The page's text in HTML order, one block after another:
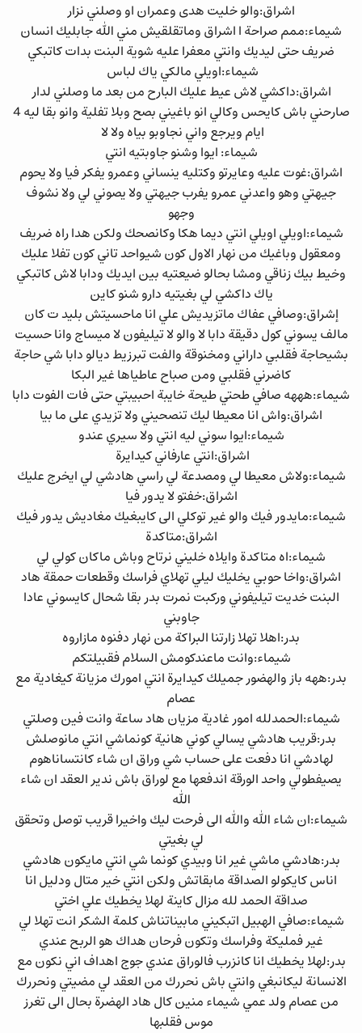
اشراق:والو خليت هدى وعمران او وصلني نزار
شيماء:ممم صراحة ا اشراق وماتقلقيش مني الله جابليك انسان
ضريف حتى ليديك وانتي معفرا عليه شوية البنت بدات كاتبكي
شيماء:اويلي مالكي ياك لباس
اشراق:داكشي لاش عيط عليك البارح من بعد ما وصلني لدار
صارحني باش كايحس وكالي انو باغيني بصح وبلا تفلية وانو بقا ليه 4
ايام ويرجع واني نجاوبو بياه ولا لا
شيماء: ايوا وشنو جاوبتيه انتي
اشراق:غوت عليه وعايرتو وكتليه ينساني وعمرو يفكر فيا ولا يحوم
جيهتي وهو واعدني عمرو يفرب جيهتي ولا يصوني لي ولا نشوف
وجهو
شيماء:اويلي اويلي انتي ديما هكا وكانصحك ولكن هدا راه ضريف
ومعقول وباغيك من نهار الاول كون شيواحد تاني كون تفلا عليك
وخيط بيك زناقي ومشا بحالو ضيعتيه بين ايديك ودابا لاش كاتبكي
ياك داكشي لي بغيتيه دارو شنو كاين
إشراق:وصافي عفاك ماتزيديش علي انا ماحسيتش بليد ت كان
مالف يسوني كول دقيقة دابا لا والو لا تيليفون لا ميساج وانا حسيت
بشيحاجة فقلبي داراني ومخنوقة والفت تبرزيط ديالو دابا شي حاجة
كاضرني فقلبي ومن صباح عاطياها غير البكا
شيماء:هههه صافي طحتي طيحة خايبة احبيبتي حتى فات الفوت دابا
اشراق:واش انا معيطا ليك تنصحيني ولا تزيدي على ما بيا
شيماء:ايوا سوني ليه انتي ولا سيري عندو
اشراق:انتي عارفاني كيدايرة
شيماء:ولاش معيطا لي ومصدعة لي راسي هادشي لي ايخرج عليك
اشراق:خفتو لا يدور فيا
شيماء:مايدور فيك والو غير توكلي الى كايبغيك مغاديش يدور فيك
اشراق:متاكدة
شيماء:اه متاكدة وايلاه خليني نرتاح وباش ماكان كولي لي
اشراق:واخا حوبي يخليك ليلي تهلاي فراسك وقطعات حمقة هاد
البنت خديت تيليفوني وركبت نمرت بدر بقا شحال كايسوني عادا
جاوبني
بدر:اهلا تهلا زارتنا البراكة من نهار دفنوه مازاروه
شيماء:وانت ماعندكومش السلام فقبيلتكم
بدر:ههه باز والهضور جميلك كيدايرة انتي امورك مزيانة كيغادية مع
عصام
شيماء:الحمدلله امور غادية مزيان هاد ساعة وانت فين وصلتي
بدر:قريب هادشي يسالي كوني هانية كونماشي انتي مانوصلش
لهادشي انا دفعت على حساب شي وراق ان شاء كانتساناهوم
يصيفطولي واحد الورقة اندفعها مع لوراق باش ندير العقد ان شاء
الله
شيماء:ان شاء الله والله الى فرحت ليك واخيرا قريب توصل وتحقق
لي بغيتي
بدر:هادشي ماشي غير انا وبيدي كونما شي انتي مايكون هادشي
اناس كايكولو الصداقة مابقاتش ولكن انتي خير متال ودليل انا
صداقة الحمد لله مزال كاينة لهلا يخطيك علي اختي
شيماء:صافي الهبيل اتبكيني مابيناتناش كلمة الشكر انت تهلا لي
غير فمليكة وفراسك وتكون فرحان هداك هو الربح عندي
بدر:لهلا يخطيك انا كانزرب فالوراق عندي جوج اهداف اني نكون مع
الانسانة ليكانبغي وانتي باش نحررك من العقد لي مضيتي ونحررك
من عصام ولد عمي شيماء منين كال هاد الهضرة بحال الى تغرز
موس فقلبها